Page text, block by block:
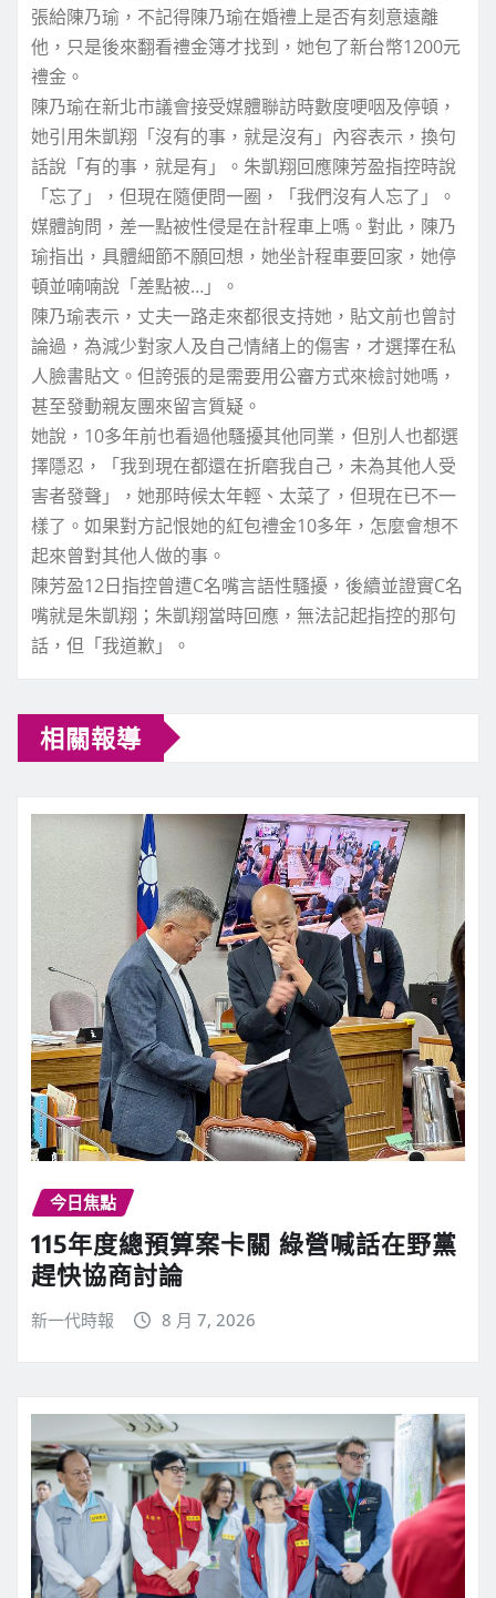
張給陳乃瑜，不記得陳乃瑜在婚禮上是否有刻意遠離
他，只是後來翻看禮金簿才找到，她包了新台幣1200元
禮金。
陳乃瑜在新北市議會接受媒體聯訪時數度哽咽及停頓，
她引用朱凱翔「沒有的事，就是沒有」內容表示，換句
話說「有的事，就是有」。朱凱翔回應陳芳盈指控時說
「忘了」，但現在隨便問一圈，「我們沒有人忘了」。
媒體詢問，差一點被性侵是在計程車上嗎。對此，陳乃
瑜指出，具體細節不願回想，她坐計程車要回家，她停
頓並喃喃說「差點被…」。
陳乃瑜表示，丈夫一路走來都很支持她，貼文前也曾討
論過，為減少對家人及自己情緒上的傷害，才選擇在私
人臉書貼文。但誇張的是需要用公審方式來檢討她嗎，
甚至發動親友團來留言質疑。
她說，10多年前也看過他騷擾其他同業，但別人也都選
擇隱忍，「我到現在都還在折磨我自己，未為其他人受
害者發聲」，她那時候太年輕、太菜了，但現在已不一
樣了。如果對方記恨她的紅包禮金10多年，怎麼會想不
起來曾對其他人做的事。
陳芳盈12日指控曾遭C名嘴言語性騷擾，後續並證實C名
嘴就是朱凱翔；朱凱翔當時回應，無法記起指控的那句
話，但「我道歉」。
相關報導
今日焦點
115年度總預算案卡關 綠營喊話在野黨
趕快協商討論
新一代時報 8 月 7, 2026